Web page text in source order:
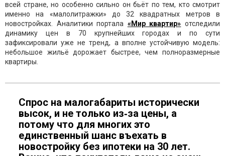
всей стране, но особенно сильно он бьёт по тем, кто смотрит
именно на «малолитражки» до 32 квадратных метров в
новостройках. Аналитики портала «Мир квартир» отследили
динамику цен в 70 крупнейших городах и по сути
зафиксировали уже не тренд, а вполне устойчивую модель:
небольшое жильё дорожает быстрее, чем полноразмерные
квартиры.
Спрос на малогабариты исторически
высок, и не только из‑за цены, а
потому что для многих это
единственный шанс въехать в
новостройку без ипотеки на 30 лет.